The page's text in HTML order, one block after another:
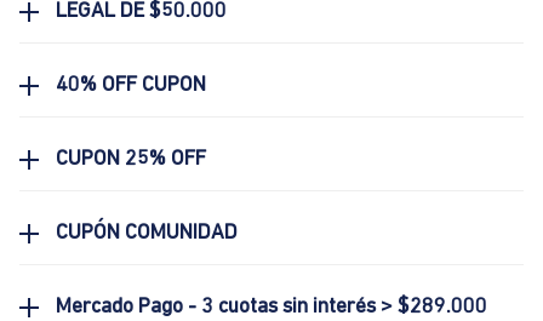
LEGAL DE $50.000
40% OFF CUPON
CUPON 25% OFF
CUPÓN COMUNIDAD
Mercado Pago - 3 cuotas sin interés > $289.000